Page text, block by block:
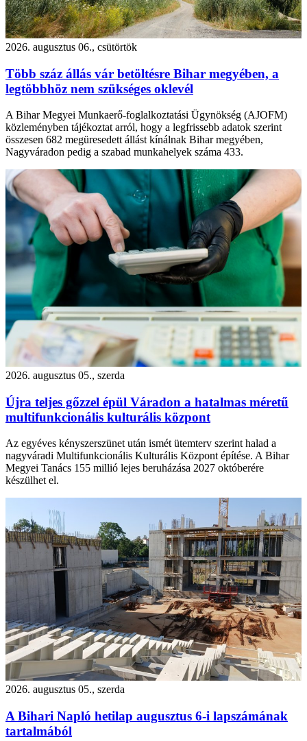
2026. augusztus 06., csütörtök
Több száz állás vár betöltésre Bihar megyében, a
legtöbbhöz nem szükséges oklevél
A Bihar Megyei Munkaerő-foglalkoztatási Ügynökség (AJOFM)
közleményben tájékoztat arról, hogy a legfrissebb adatok szerint
összesen 682 megüresedett állást kínálnak Bihar megyében,
Nagyváradon pedig a szabad munkahelyek száma 433.
2026. augusztus 05., szerda
Újra teljes gőzzel épül Váradon a hatalmas méretű
multifunkcionális kulturális központ
Az egyéves kényszerszünet után ismét ütemterv szerint halad a
nagyváradi Multifunkcionális Kulturális Központ építése. A Bihar
Megyei Tanács 155 millió lejes beruházása 2027 októberére
készülhet el.
2026. augusztus 05., szerda
A Bihari Napló hetilap augusztus 6-i lapszámának
tartalmából